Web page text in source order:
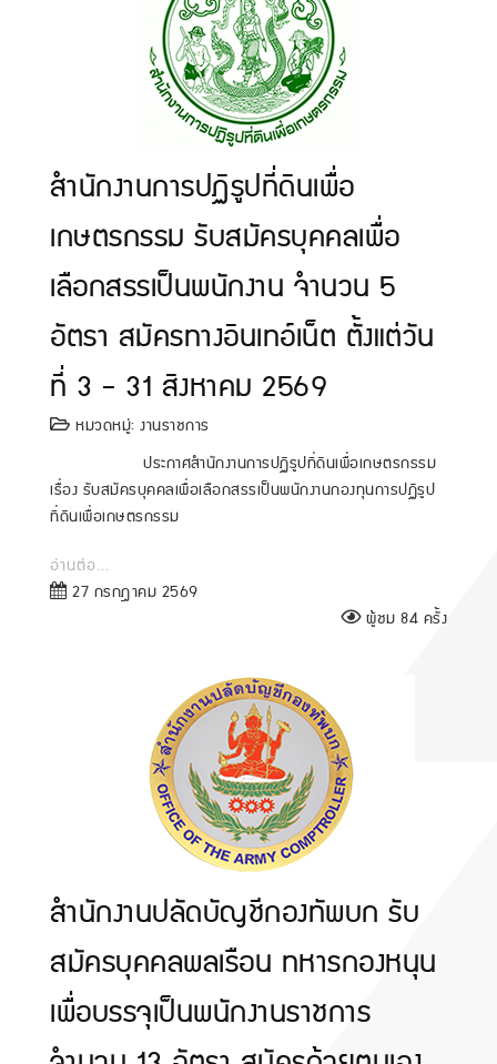
สำนักงานการปฏิรูปที่ดินเพื่อ
เกษตรกรรม รับสมัครบุคคลเพื่อ
เลือกสรรเป็นพนักงาน จำนวน 5
อัตรา สมัครทางอินเทอ์เน็ต ตั้งแต่วัน
ที่ 3 - 31 สิงหาคม 2569
หมวดหมู่: งานราชการ
ประกาศสำนักงานการปฏิรูปที่ดินเพื่อเกษตรกรรม
เรื่อง รับสมัครบุคคลเพื่อเลือกสรรเป็นพนักงานกองทุนการปฏิรูป
ที่ดินเพื่อเกษตรกรรม
อ่านต่อ...
27 กรกฎาคม 2569
ผู้ชม 84 ครั้ง
สำนักงานปลัดบัญชีกองทัพบก รับ
สมัครบุคคลพลเรือน ทหารกองหนุน
เพื่อบรรจุเป็นพนักงานราชการ